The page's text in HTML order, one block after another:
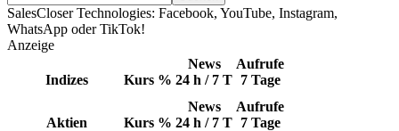
SalesCloser Technologies: Facebook, YouTube, Instagram,
WhatsApp oder TikTok!
Anzeige
Indizes Kurs %
News
24 h / 7 T
Aufrufe
7 Tage
Aktien Kurs %
News
24 h / 7 T
Aufrufe
7 Tage